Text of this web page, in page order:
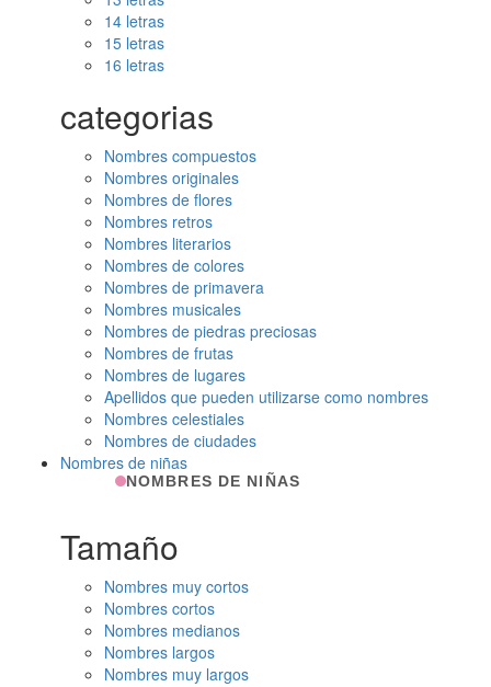
14 letras
15 letras
16 letras
categorias
Nombres compuestos
Nombres originales
Nombres de flores
Nombres retros
Nombres literarios
Nombres de colores
Nombres de primavera
Nombres musicales
Nombres de piedras preciosas
Nombres de frutas
Nombres de lugares
Apellidos que pueden utilizarse como nombres
Nombres celestiales
Nombres de ciudades
Nombres de niñas
NOMBRES DE NIÑAS
Tamaño
Nombres muy cortos
Nombres cortos
Nombres medianos
Nombres largos
Nombres muy largos